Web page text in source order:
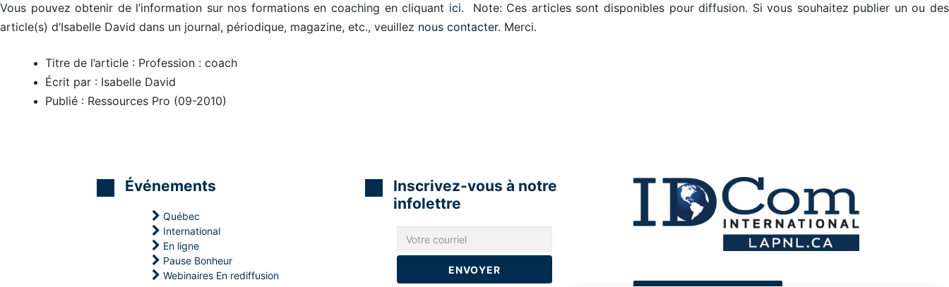
Vous pouvez obtenir de l’information sur nos formations en coaching en cliquant ici. Note: Ces articles sont disponibles pour diffusion. Si vous souhaitez publier un ou des
article(s) d’Isabelle David dans un journal, périodique, magazine, etc., veuillez nous contacter. Merci.
Titre de l’article : Profession : coach
Écrit par : Isabelle David
Publié : Ressources Pro (09-2010)
Événements
Québec
International
En ligne
Pause Bonheur
Webinaires En rediffusion
Inscrivez-vous à notre
infolettre